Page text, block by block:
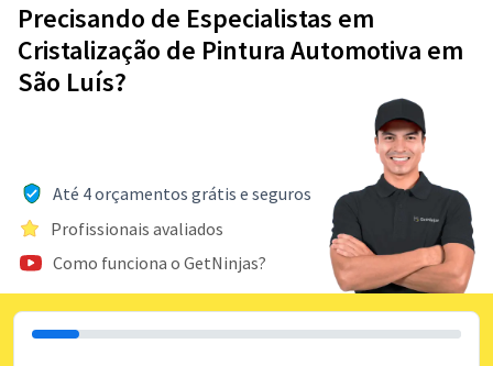
Precisando de Especialistas em
Cristalização de Pintura Automotiva em
São Luís?
Até 4 orçamentos grátis e seguros
Profissionais avaliados
Como funciona o GetNinjas?